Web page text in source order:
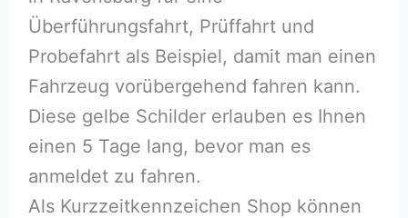
Überführungsfahrt, Prüffahrt und
Probefahrt als Beispiel, damit man einen
Fahrzeug vorübergehend fahren kann.
Diese gelbe Schilder erlauben es Ihnen
einen 5 Tage lang, bevor man es
anmeldet zu fahren.
Als Kurzzeitkennzeichen Shop können